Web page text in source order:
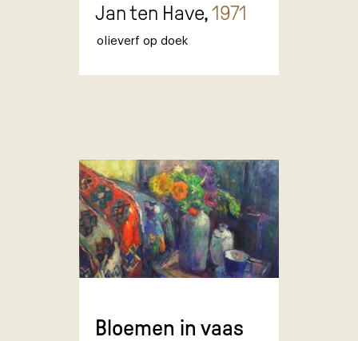
Jan ten Have,1971
olieverf op doek
Bloemen in vaas